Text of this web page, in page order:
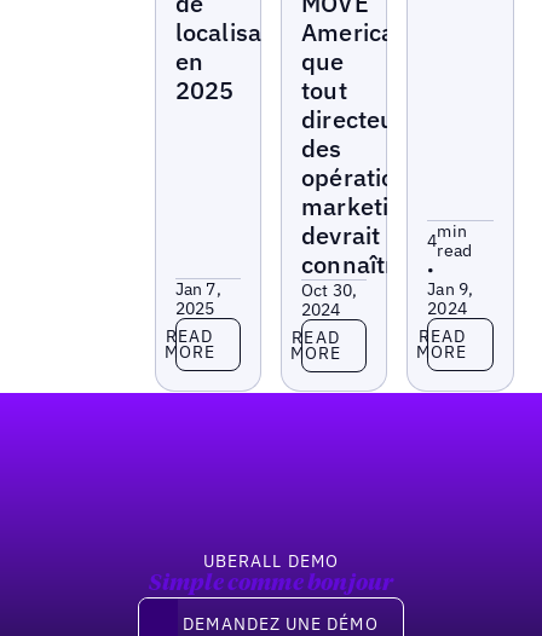
localisation
en
2025
Jan 7,
2025
Read more
READ
MORE
America
que
tout
directeur
des
opérations
marketing
devrait
connaître
Oct 30,
2024
Read more
READ
MORE
4min
read
•
Jan 9,
2024
Read more
READ
MORE
UBERALL DEMO
Simple comme bonjour
Demandez une démo
DEMANDEZ UNE DÉMO